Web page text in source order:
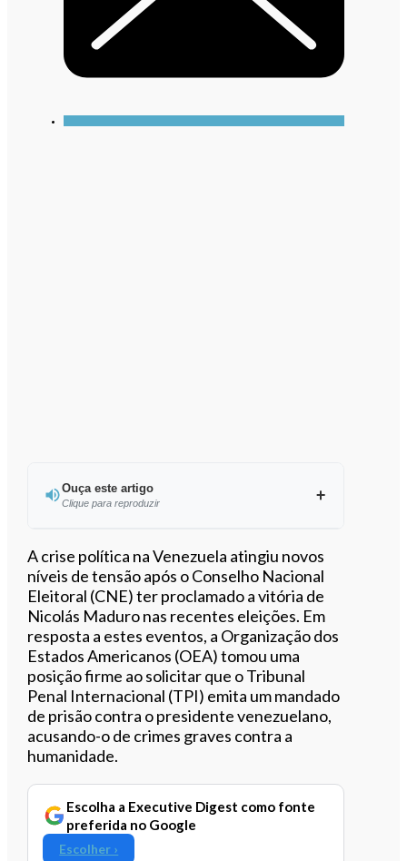
Ouça este artigo
Clique para reproduzir
Ouvir este artigo
A crise política na Venezuela atingiu novos
níveis de tensão após o Conselho Nacional
Eleitoral (CNE) ter proclamado a vitória de
Nicolás Maduro nas recentes eleições. Em
resposta a estes eventos, a Organização dos
Estados Americanos (OEA) tomou uma
posição firme ao solicitar que o Tribunal
Penal Internacional (TPI) emita um mandado
de prisão contra o presidente venezuelano,
acusando-o de crimes graves contra a
humanidade.
Escolha a Executive Digest como fonte
preferida no Google
Escolher ›